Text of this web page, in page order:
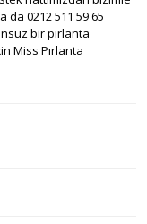
0212 511 59 65
bir pırlanta
Miss Pırlanta